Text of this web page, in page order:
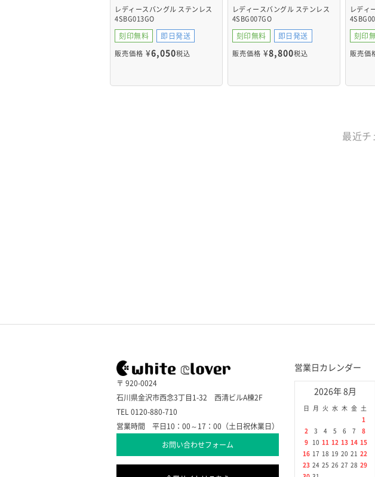
レディースバングル ステンレス
4SBG013GO
刻印無料 即日発送
販売価格 ¥6,050税込
レディースバングル ステンレス
4SBG007GO
刻印無料 即日発送
販売価格 ¥8,800税込
レディ
刻印
販売価
最近チ
〒 920-0024
石川県金沢市西念3丁目1-32 西清ビルA棟2F
TEL 0120-880-710
営業時間 平日10：00～17：00（土日祝休業日）
お問い合わせフォーム
営業日カレンダー
2026年 8月
日 月 火 水 木 金
土
1
2
3 4 5 6 7
8
9
10 11 12 13 14 15
16 17 18 19 20 21
22
23 24 25 26 27 28 29